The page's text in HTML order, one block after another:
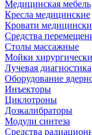
Медицинская мебель
Кресла медицинские
Кровати
Средства
Столы массажные
Мойки
Лучевая диагностика
Оборудование
Инъекторы
Циклотроны
Дозкалибраторы
Модули синтеза
Средства